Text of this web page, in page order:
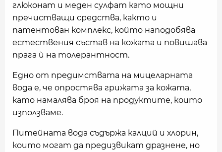
глюконат и меден сулфат като мощни
пречистващи средства, както и
патентован комплекс, който наподобява
естествения състав на кожата и повишава
прага ѝ на толерантност.
Едно от предимствата на мицеларната
вода е, че опростява грижата за кожата,
като намалява броя на продуктите, които
използваме.
Питейната вода съдържа калций и хлорин,
които могат да предизвикат дразнене, но